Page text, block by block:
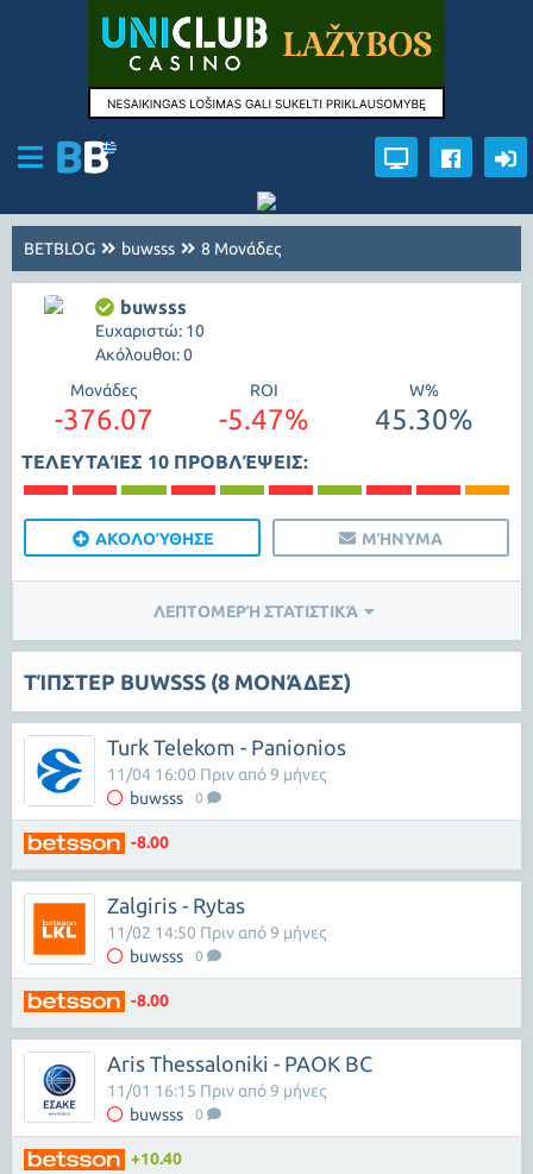
BETBLOG buwsss 8 Μονάδες
buwsss
Ευχαριστώ: 10
Ακόλουθοι: 0
Μονάδες
-376.07
ROI
-5.47%
W%
45.30%
ΤΕΛΕΥΤΑΊΕΣ 10 ΠΡΟΒΛΈΨΕΙΣ:
ΑΚΟΛΟΎΘΗΣΕ ΜΉΝΥΜΑ
ΛΕΠΤΟΜΕΡΉ ΣΤΑΤΙΣΤΙΚΆ
ΤΊΠΣΤΕΡ BUWSSS (8 ΜΟΝΆΔΕΣ)
Turk Telekom - Panionios
buwsss 0
11/04 16:00 Πριν από 9 μήνες
-8.00
Zalgiris - Rytas
buwsss 0
11/02 14:50 Πριν από 9 μήνες
-8.00
Aris Thessaloniki - PAOK BC
buwsss 0
11/01 16:15 Πριν από 9 μήνες
+10.40